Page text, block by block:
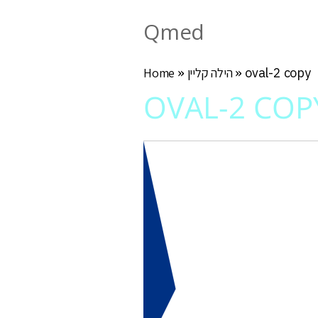
Qmed
Home » הילה קליין» oval-2 copy
OVAL-2